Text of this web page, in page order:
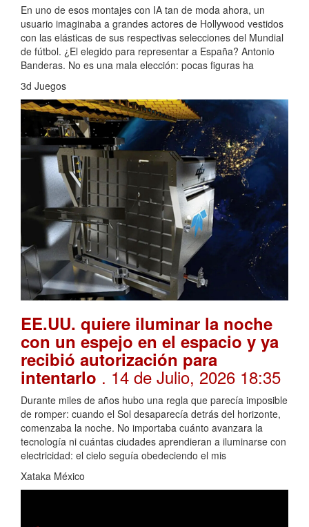
En uno de esos montajes con IA tan de moda ahora, un
usuario imaginaba a grandes actores de Hollywood vestidos
con las elásticas de sus respectivas selecciones del Mundial
de fútbol. ¿El elegido para representar a España? Antonio
Banderas. No es una mala elección: pocas figuras ha
3d Juegos
EE.UU. quiere iluminar la noche
con un espejo en el espacio y ya
recibió autorización para
intentarlo . 14 de Julio, 2026 18:35
Durante miles de años hubo una regla que parecía imposible
de romper: cuando el Sol desaparecía detrás del horizonte,
comenzaba la noche. No importaba cuánto avanzara la
tecnología ni cuántas ciudades aprendieran a iluminarse con
electricidad: el cielo seguía obedeciendo el mis
Xataka México